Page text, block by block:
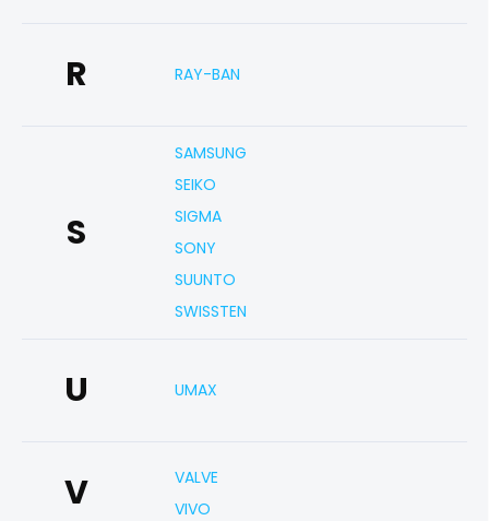
R RAY-BAN
S
SAMSUNG
SEIKO
SIGMA
SONY
SUUNTO
SWISSTEN
U UMAX
V
VALVE
VIVO